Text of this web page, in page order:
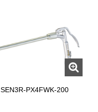
SEN3R-PX4FWK-200